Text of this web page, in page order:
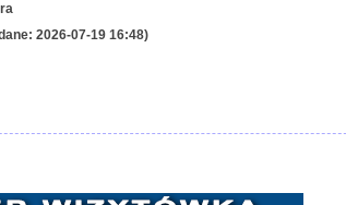
2026-07-19 16:48)